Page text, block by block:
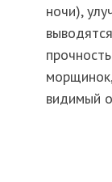
ночи),
видимый